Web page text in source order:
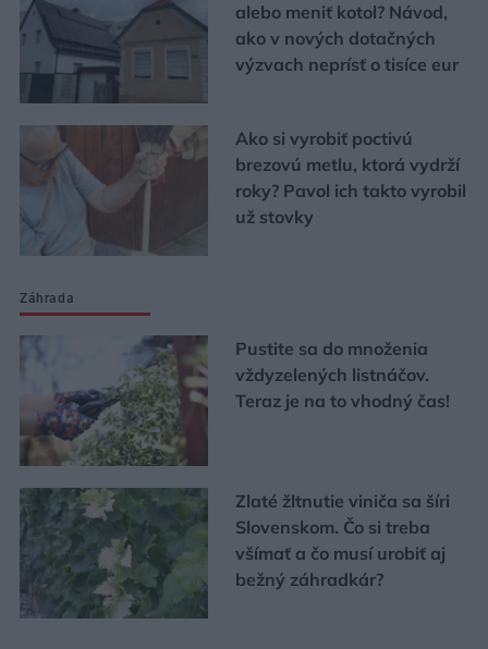
alebo meniť kotol? Návod,
ako v nových dotačných
výzvach neprísť o tisíce eur
Ako si vyrobiť poctivú
brezovú metlu, ktorá vydrží
roky? Pavol ich takto vyrobil
už stovky
Záhrada
Pustite sa do množenia
vždyzelených listnáčov.
Teraz je na to vhodný čas!
Zlaté žltnutie viniča sa šíri
Slovenskom. Čo si treba
všímať a čo musí urobiť aj
bežný záhradkár?